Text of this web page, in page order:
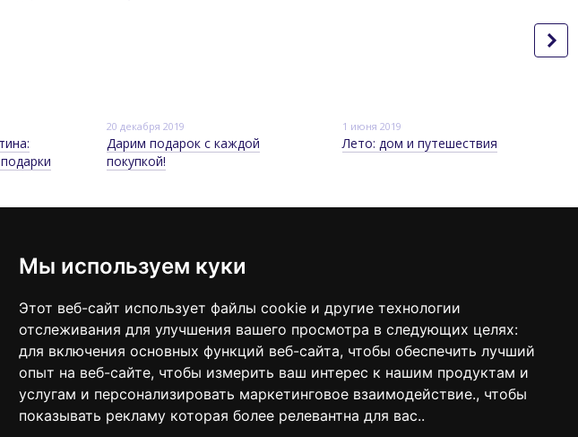
Мы используем куки
Этот веб-сайт использует файлы cookie и другие технологии
отслеживания для улучшения вашего просмотра в следующих целях:
для включения основных функций веб-сайта, чтобы обеспечить лучший
опыт на веб-сайте, чтобы измерить ваш интерес к нашим продуктам и
услугам и персонализировать маркетинговое взаимодействие., чтобы
показывать рекламу которая более релевантна для вас..
20 декабря 2019
Дарим подарок с каждой
покупкой!
1 июня 2019
Лето: дом и путешествия
и доставка
информация
Контактная информация
Перезвонить вам?
Карта проезда
Эл. почта: sleeperset@sleeperset.com.ua